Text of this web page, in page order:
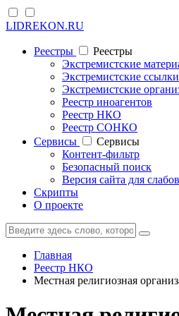
LIDREKON.RU
Реестры
Реестры
Экстремистские
Экстремистские ссылки
Экстремистские
Реестр иноагентов
Реестр НКО
Реестр СОНКО
Cервисы
Cервисы
Контент-фильтр
Безопасный поиск
Версия сайта для
Скрипты
О проекте
Главная
Реестр НКО
Местная религиозная